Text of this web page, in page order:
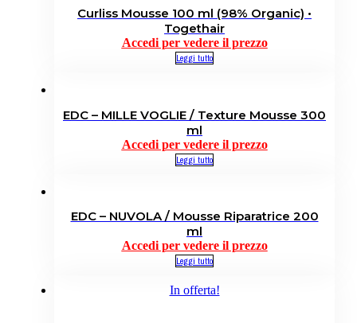
Curliss Mousse 100 ml (98% Organic) •
Togethair
Accedi per vedere il prezzo
Leggi tutto
EDC – MILLE VOGLIE / Texture Mousse 300
ml
Accedi per vedere il prezzo
Leggi tutto
EDC – NUVOLA / Mousse Riparatrice 200
ml
Accedi per vedere il prezzo
Leggi tutto
In offerta!